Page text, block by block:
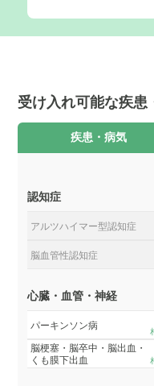
受け入れ可能な疾
疾患・病気
認知症
アルツハイマー型認知症
脳血管性認知症
心臓・血管・神経
パーキンソン病
脳梗塞・脳卒中・脳出血・
くも膜下出血